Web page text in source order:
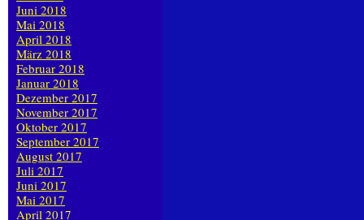
Juni 2018
Mai 2018
April 2018
März 2018
Februar 2018
Januar 2018
Dezember 2017
November 2017
Oktober 2017
September 2017
August 2017
Juli 2017
Juni 2017
Mai 2017
April 2017